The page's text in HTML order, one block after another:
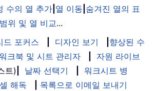
수의 열 추가 열 이동 숨겨진 열의 표
범위 및 열 비교...
드 포커스 디자인 보기
향상된 수
크북 및 시트 관리자
자원 라이브
트) 날짜 선택기
워크시트 병
해독
목록으로 이메일 보내기